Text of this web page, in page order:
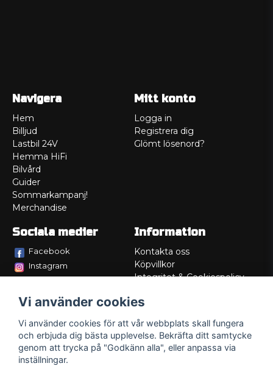
Navigera
Hem
Billjud
Lastbil 24V
Hemma HiFi
Bilvård
Guider
Sommarkampanj!
Merchandise
Mitt konto
Logga in
Registrera dig
Glömt lösenord?
Sociala medier
Facebook
Instagram
Information
Kontakta oss
Köpvillkor
Integritet & Cookiespolicy
Service/Garanti
Lådritning
Om oss
Vi använder cookies
Vi använder cookies för att vår webbplats skall fungera
och erbjuda dig bästa upplevelse. Bekräfta ditt samtycke
genom att trycka på "Godkänn alla", eller anpassa via
inställningar.